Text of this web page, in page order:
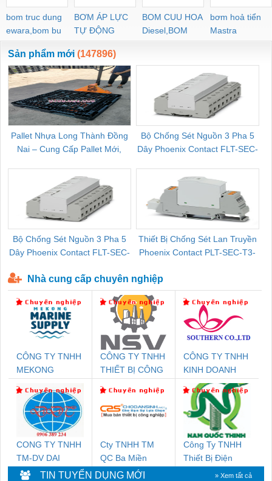
bom truc dung
ewara,bom bu
ewara
BƠM ÁP LỰC
TỰ ĐỘNG
BOM CUU HOA
Diesel,BOM
CHUA CHAY
bơm hoả tiển
Mastra
Sản phẩm mới (147896)
Pallet Nhựa Long Thành Đồng
Nai – Cung Cấp Pallet Mới,
Bộ Chống Sét Nguồn 3 Pha 5
Dây Phoenix Contact FLT-SEC-
Bộ Chống Sét Nguồn 3 Pha 5
Dây Phoenix Contact FLT-SEC-
Thiết Bị Chống Sét Lan Truyền
Phoenix Contact PLT-SEC-T3-
Nhà cung cấp chuyên nghiệp
CÔNG TY TNHH
MEKONG
CÔNG TY TNHH
THIẾT BỊ CÔNG
SETSUBI VIỆT
NAM
CÔNG TY TNHH
KINH DOANH
DỊCH VỤ XNK
PHƯƠNG NAM
CONG TY TNHH
TM-DV DAI
DONG THANH
Cty TNHH TM
QC Ba Miền
Công Ty TNHH
Thiết Bị Điện
Nam Quốc Thịnh
TIN TUYỂN DỤNG MỚI » Xem tất cả